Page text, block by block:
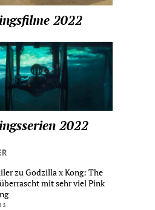
2022
2022
zu Godzilla x Kong: The
mit sehr viel Pink